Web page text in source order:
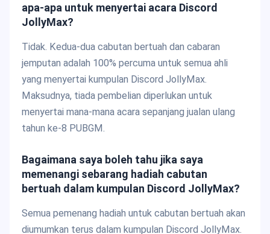
apa-apa untuk menyertai acara Discord
JollyMax?
Tidak. Kedua-dua cabutan bertuah dan cabaran
jemputan adalah 100% percuma untuk semua ahli
yang menyertai kumpulan Discord JollyMax.
Maksudnya, tiada pembelian diperlukan untuk
menyertai mana-mana acara sepanjang jualan ulang
tahun ke-8 PUBGM.
Bagaimana saya boleh tahu jika saya
memenangi sebarang hadiah cabutan
bertuah dalam kumpulan Discord JollyMax?
Semua pemenang hadiah untuk cabutan bertuah akan
diumumkan terus dalam kumpulan Discord JollyMax.